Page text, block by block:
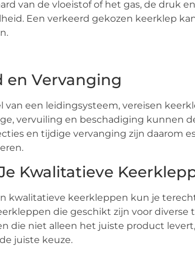
van de vloeistof of het gas, de druk
Een verkeerd gekozen keerklep
en Vervanging
van een leidingsysteem, vereisen
vervuiling en beschadiging kunnen
en tijdige vervanging zijn daarom
Kwalitatieve
kwalitatieve keerkleppen kun je
die geschikt zijn voor
die niet alleen het juiste product
juiste keuze.